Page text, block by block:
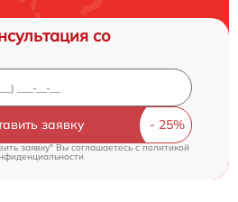
со
заявку
заявку" Вы соглашаетесь c политикой